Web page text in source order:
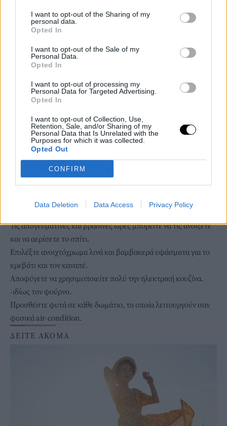
I want to opt-out of the Sharing of my
personal data.
Opted In
I want to opt-out of the Sale of my
Personal Data.
Opted In
I want to opt-out of processing my
Personal Data for Targeted Advertising.
Opted In
I want to opt-out of Collection, Use,
Retention, Sale, and/or Sharing of my
Personal Data that Is Unrelated with the
Purposes for which it was collected.
Opted Out
CONFIRM
Data Deletion Data Access Privacy Policy
Η ιδέα του hack αυτού είναι να «σπρώξετε» τον κρύο αέρα
απευθείας από το μπολ με τον πάγο στο δωμάτιο.
Μερικά ακόμη μυστικά για να διατηρήσετε το σπίτι σας
δροσερό κατά την περίοδο καύσωνα
Επιλέξτε κουρτίνες σκίασης για τις ώρες που ο ήλιος «χτυπά»
Τις απογευματινές και βραδινές ώρες μπορείτε να τις ανοίξετε
και να αερίσετε το σπίτι.
Επιλέξτε ανοιχτόχρωμα λινά και βαμβακερά υφάσματα για το
κρεβάτι και τον καναπέ.
Αποφύγετε να χρησιμοποιείτε πολύ την ηλεκτρική κουζίνα.
-ιδίως τον φούρνο.
Προσθέστε φυτά σε κάθε δωμάτιο, τα οποίαλειτουργούν σαν
φυσικά air-condition.
ΔΕΙΤΕ ΑΚΟΜΑ